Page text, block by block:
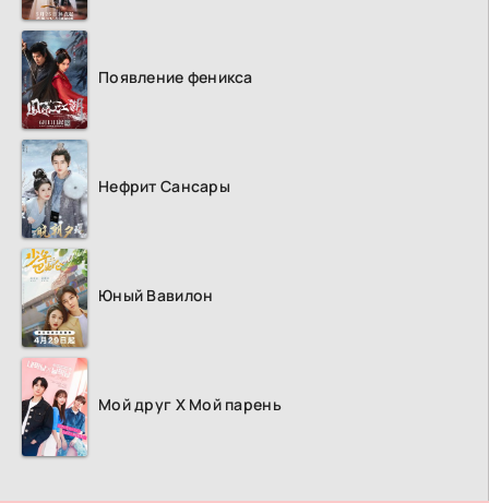
Появление феникса
Нефрит Сансары
Юный Вавилон
Мой друг Х Мой парень